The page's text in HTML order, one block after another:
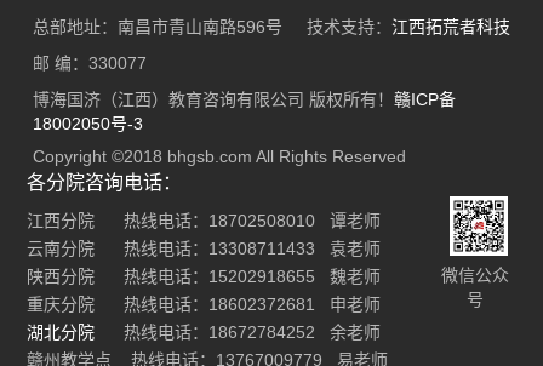
总部地址：南昌市青山南路596号 技术支持：江西拓荒者科技
邮 编：330077
博海国济（江西）教育咨询有限公司 版权所有！赣ICP备
18002050号-3
Copyright ©2018 bhgsb.com All Rights Reserved
各分院咨询电话：
江西分院 热线电话：18702508010 谭老师
云南分院 热线电话：13308711433 袁老师
陕西分院 热线电话：15202918655 魏老师
重庆分院 热线电话：18602372681 申老师
湖北分院 热线电话：18672784252 余老师
赣州教学点 热线电话：13767009779 易老师
微信公众
号